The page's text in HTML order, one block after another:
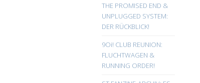
THE PROMISED END &
UNPLUGGED SYSTEM:
DER RÜCKBLICK!
9Oi! CLUB REUNION:
FLUCHTWAGEN &
RUNNING ORDER!